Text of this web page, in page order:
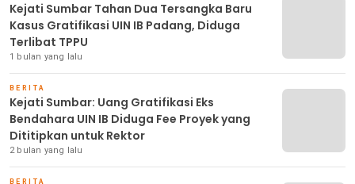
Kejati Sumbar Tahan Dua Tersangka Baru
Kasus Gratifikasi UIN IB Padang, Diduga
Terlibat TPPU
1 bulan yang lalu
BERITA
Kejati Sumbar: Uang Gratifikasi Eks
Bendahara UIN IB Diduga Fee Proyek yang
Dititipkan untuk Rektor
2 bulan yang lalu
BERITA